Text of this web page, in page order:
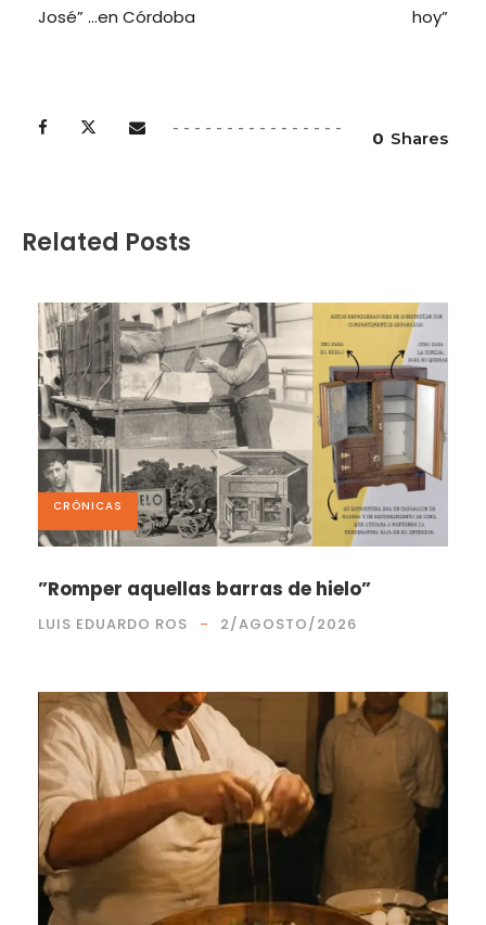
José” …en Córdoba
hoy”
0 Shares
Related Posts
CRÓNICAS
”Romper aquellas barras de hielo”
LUIS EDUARDO ROS 2/AGOSTO/2026